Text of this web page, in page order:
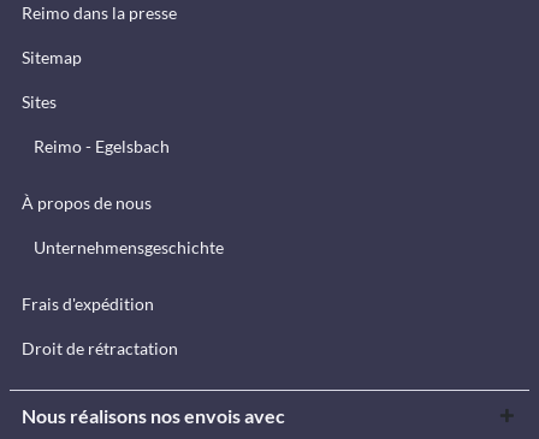
Reimo dans la presse
Sitemap
Sites
Reimo - Egelsbach
À propos de nous
Unternehmensgeschichte
Frais d'expédition
Droit de rétractation
Nous réalisons nos envois avec